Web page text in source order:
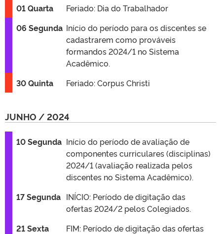
01 Quarta
Feriado: Dia do Trabalhador
06 Segunda Início do período para os discentes se
cadastrarem como prováveis
formandos 2024/1 no Sistema
Acadêmico.
30 Quinta
Feriado: Corpus Christi
JUNHO / 2024
10 Segunda Início do período de avaliação de
componentes curriculares (disciplinas)
2024/1 (avaliação realizada pelos
discentes no Sistema Acadêmico).
17 Segunda INÍCIO: Período de digitação das
ofertas 2024/2 pelos Colegiados.
21 Sexta
FIM: Período de digitação das ofertas